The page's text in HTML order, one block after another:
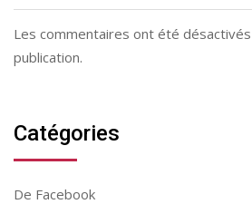
Les commentaires ont été
publication.
Catégories
De Facebook